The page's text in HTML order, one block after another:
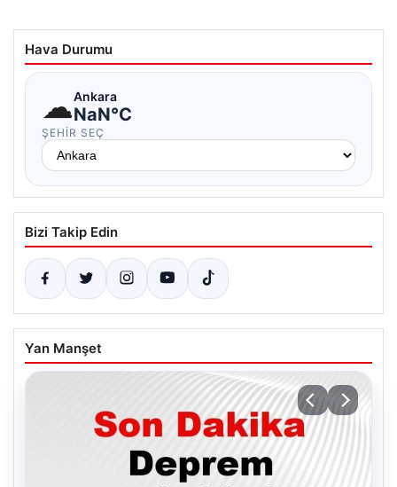
Hava Durumu
☁Ankara
NaN°C
ŞEHIR SEÇ
Bizi Takip Edin
Yan Manşet